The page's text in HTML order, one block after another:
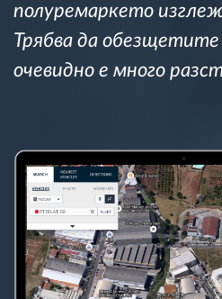
Автоматична
Разберете за всички
Как отговаряме на
флота
Калкулатор за
полуремаркето
Трябва да
очевидно е много